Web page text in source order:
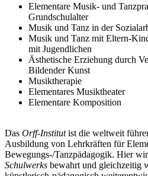
Elementare Musik- und
Grundschulalter
Musik und Tanz in der
Musik und Tanz mit Eltern-
mit Jugendlichen
Ästhetische Erziehung durch
Bildender Kunst
Musiktherapie
Elementares Musiktheater
Elementare Komposition
Das Orff-Institutist die weltweit
Ausbildung von Lehrkräften für
Bewegungs-/Tanzpädagogik. Hier
Schulwerks bewahrt und gleichzeitig